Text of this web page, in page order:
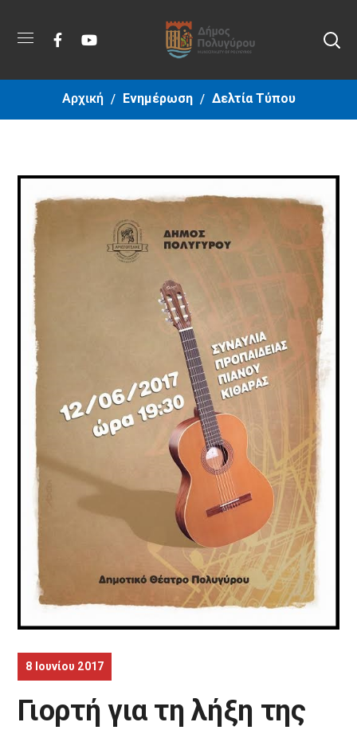
Αρχική Ενημέρωση Δελτία Τύπου
8 Ιουνίου 2017
Γιορτή για τη λήξη της